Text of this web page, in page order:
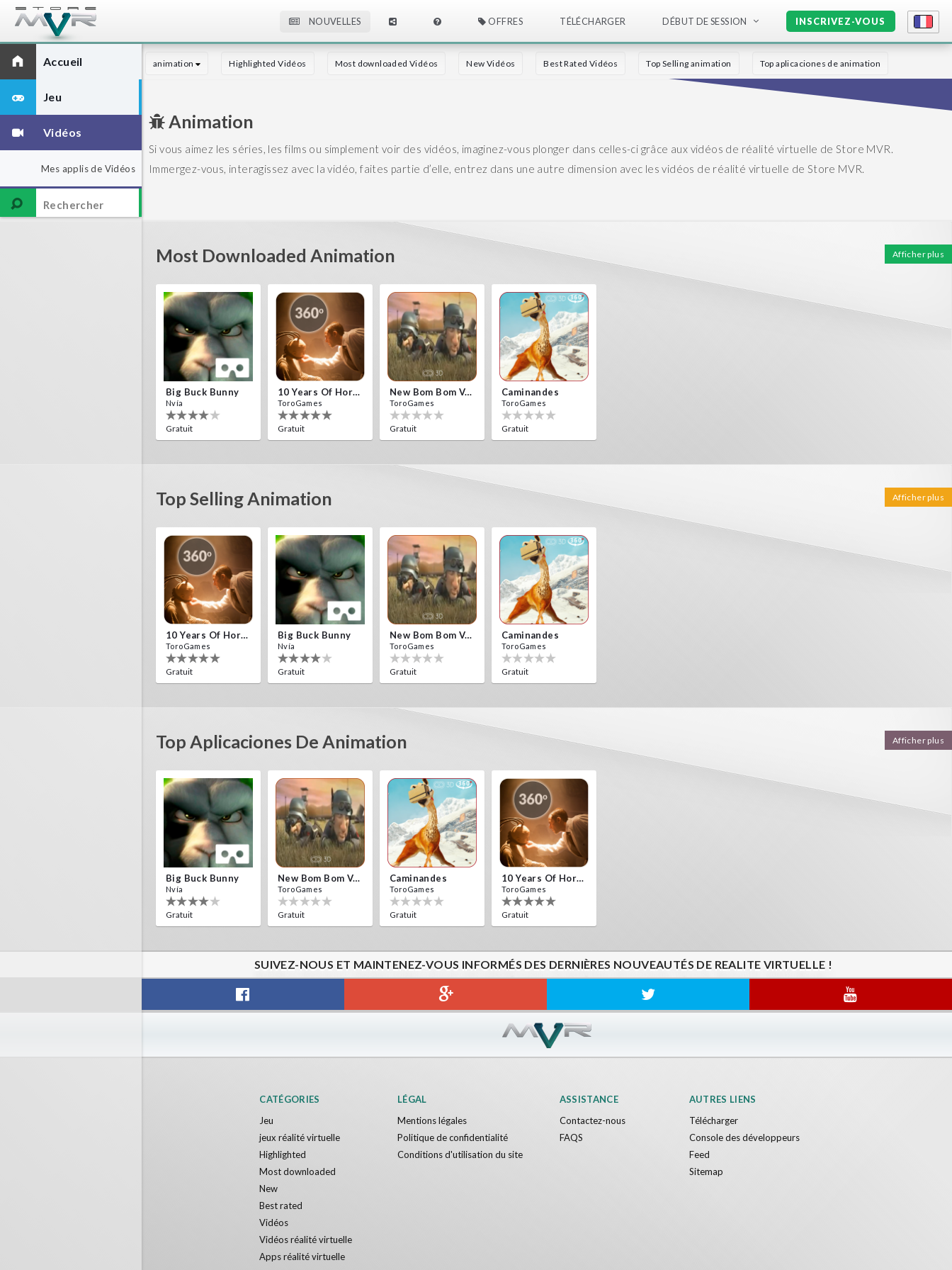
NOUVELLES OFFRES TÉLÉCHARGER DÉBUT DE SESSION INSCRIVEZ-VOUS
Accueil
Jeu
Vidéos
Mes applis de Vidéos
animation Highlighted Vidéos Most downloaded Vidéos New Vidéos Best Rated Vidéos Top Selling animation Top aplicaciones de animation
Animation
Si vous aimez les séries, les films ou simplement voir des vidéos, imaginez-vous plonger dans celles-ci grâce aux vidéos de réalité virtuelle de Store MVR.
Immergez-vous, interagissez avec la vidéo, faites partie d’elle, entrez dans une autre dimension avec les vidéos de réalité virtuelle de Store MVR.
Afficher plus
Most Downloaded Animation
Big Buck Bunny
Nvía
Gratuit
10 Years Of Horror Nights
ToroGames
Gratuit
New Bom Bom Vr SBS 2020
ToroGames
Gratuit
Caminandes
ToroGames
Gratuit
Afficher plus
Top Selling Animation
10 Years Of Horror Nights
ToroGames
Gratuit
Big Buck Bunny
Nvía
Gratuit
New Bom Bom Vr SBS 2020
ToroGames
Gratuit
Caminandes
ToroGames
Gratuit
Afficher plus
Top Aplicaciones De Animation
Big Buck Bunny
Nvía
Gratuit
New Bom Bom Vr SBS 2020
ToroGames
Gratuit
Caminandes
ToroGames
Gratuit
10 Years Of Horror Nights
ToroGames
Gratuit
SUIVEZ-NOUS ET MAINTENEZ-VOUS INFORMÉS DES DERNIÈRES NOUVEAUTÉS DE REALITE VIRTUELLE !
CATÉGORIES
Jeu
jeux réalité virtuelle
Highlighted
Most downloaded
New
Best rated
Vidéos
Vidéos réalité virtuelle
Apps réalité virtuelle
LÉGAL
Mentions légales
Politique de confidentialité
Conditions d'utilisation du site
ASSISTANCE
Contactez-nous
FAQS
AUTRES LIENS
Télécharger
Console des développeurs
Feed
Sitemap